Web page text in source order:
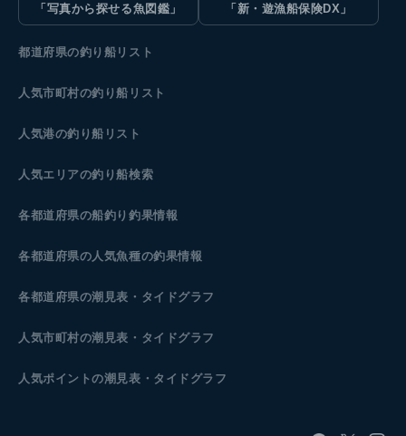
「写真から探せる魚図鑑」
「新・遊漁船保険DX」
都道府県の釣り船リスト
人気市町村の釣り船リスト
人気港の釣り船リスト
人気エリアの釣り船検索
各都道府県の船釣り釣果情報
各都道府県の人気魚種の釣果情報
各都道府県の潮見表 ・タイドグラフ
人気市町村の潮見表・タイドグラフ
人気ポイントの潮見表・タイドグラフ